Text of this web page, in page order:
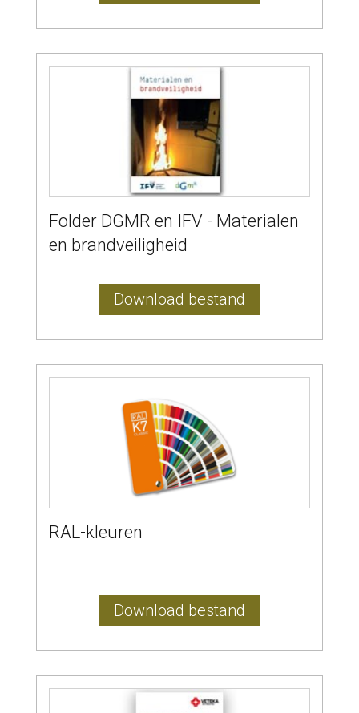
Folder DGMR en IFV - Materialen
en brandveiligheid
Download bestand
RAL-kleuren
Download bestand